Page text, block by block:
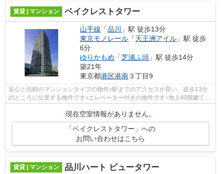
賃貸 | マンション ベイクレストタワー
山手線 「品川
」駅 徒歩13分
東京モノレール 「天王洲アイル 」駅 徒歩
6分
ゆりかもめ 「芝浦ふ頭 」駅 徒歩14分
築21年
東京都港区港南３丁目9
安心と信頼のマンションタイプの物件♪駅までのアクセスが良い、徒歩13分
のところに位置する物件です♪エレベーター付きの物件です♪地上40階建てで
景色も良く、多数のお問い合わせをいた...
現在空室情報がありません。
「ベイクレストタワー」への
お問い合わせはこちら
賃貸 | マンション 品川ハート ビュータワー